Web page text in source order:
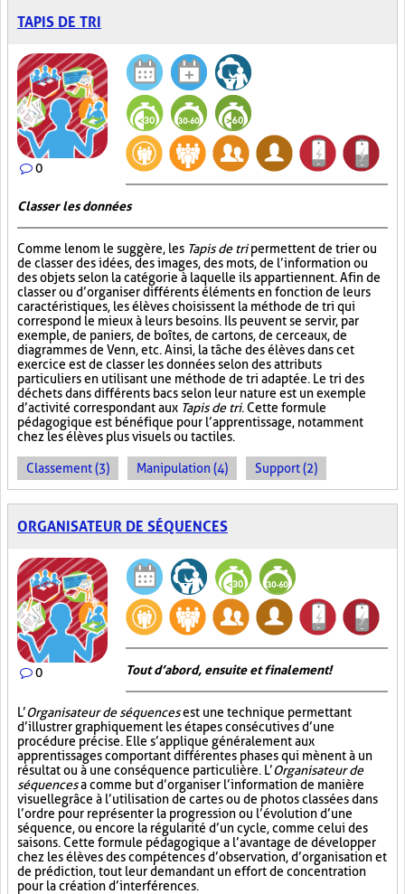
TAPIS DE TRI
0
Classer les données
Comme le nom le suggère, les Tapis de tripermettent de trier ou
de classer des idées, des images, des mots, de l’information ou
des objets selon la catégorie à laquelle ils appartiennent. Afin de
classer ou d’organiser différents éléments en fonction de leurs
caractéristiques, les élèves choisissent la méthode de tri qui
correspond le mieux à leurs besoins. Ils peuvent se servir, par
exemple, de paniers, de boîtes, de cartons, de cerceaux, de
diagrammes de Venn, etc. Ainsi, la tâche des élèves dans cet
exercice est de classer les données selon des attributs
particuliers en utilisant une méthode de tri adaptée. Le tri des
déchets dans différents bacs selon leur nature est un exemple
d’activité correspondant aux Tapis de tri. Cette formule
pédagogique est bénéfique pour l’apprentissage, notamment
chez les élèves plus visuels ou tactiles.
Classement (3) Manipulation (4) Support (2)
ORGANISATEUR DE SÉQUENCES
0 Tout d’abord, ensuite et finalement!
L’Organisateur de séquencesest une technique permettant
d’illustrer graphiquement les étapes consécutives d’une
procédure précise. Elle s’applique généralement aux
apprentissages comportant différentes phases qui mènent à un
résultat ou à une conséquence particulière. L’Organisateur de
séquencesa comme but d’organiser l’information de manière
visuellegrâce à l’utilisation de cartes ou de photos classées dans
l’ordre pour représenter la progression ou l’évolution d’une
séquence, ou encore la régularité d’un cycle, comme celui des
saisons. Cette formule pédagogique a l’avantage de développer
chez les élèves des compétences d’observation, d’organisation et
de prédiction, tout leur demandant un effort de concentration
pour la création d’interférences.